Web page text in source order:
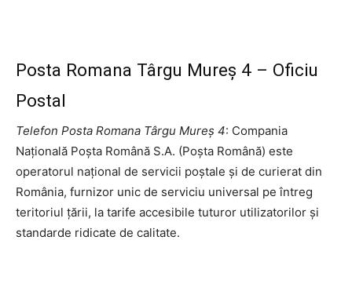
Posta Romana Târgu Mureş 4 – Oficiu
Postal
Telefon Posta Romana Târgu Mureş 4: Compania
Națională Poșta Română S.A. (Poșta Română) este
operatorul național de servicii poștale și de curierat din
România, furnizor unic de serviciu universal pe întreg
teritoriul țării, la tarife accesibile tuturor utilizatorilor și
standarde ridicate de calitate.